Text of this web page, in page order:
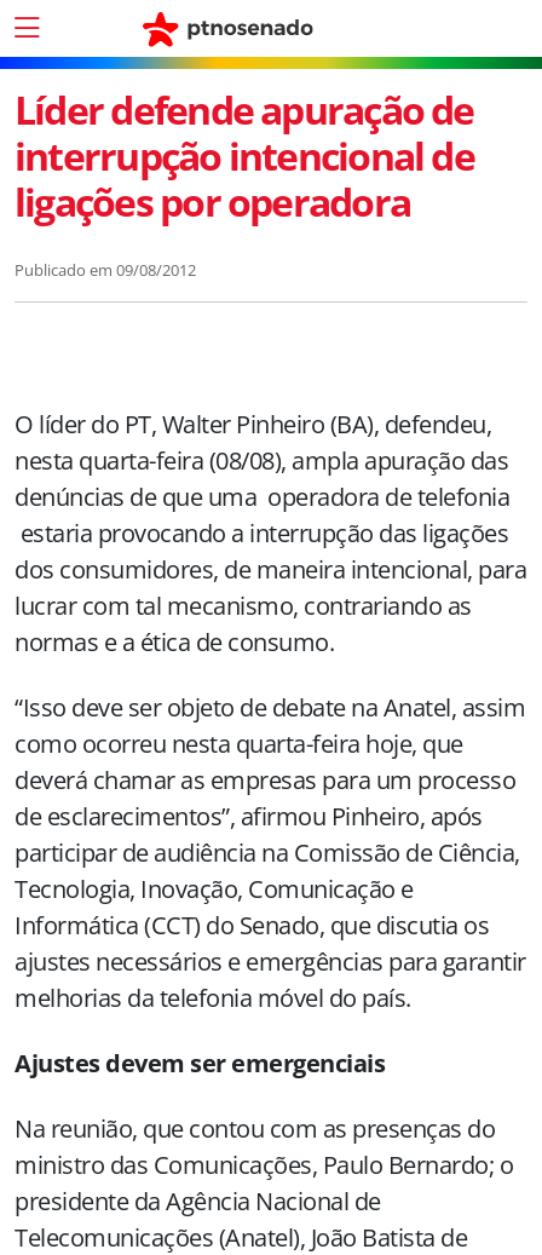
Líder defende apuração de
interrupção intencional de
ligações por operadora
Publicado em 09/08/2012
O líder do PT, Walter Pinheiro (BA), defendeu,
nesta quarta-feira (08/08), ampla apuração das
denúncias de que uma operadora de telefonia
estaria provocando a interrupção das ligações
dos consumidores, de maneira intencional, para
lucrar com tal mecanismo, contrariando as
normas e a ética de consumo.
“Isso deve ser objeto de debate na Anatel, assim
como ocorreu nesta quarta-feira hoje, que
deverá chamar as empresas para um processo
de esclarecimentos”, afirmou Pinheiro, após
participar de audiência na Comissão de Ciência,
Tecnologia, Inovação, Comunicação e
Informática (CCT) do Senado, que discutia os
ajustes necessários e emergências para garantir
melhorias da telefonia móvel do país.
Ajustes devem ser emergenciais
Na reunião, que contou com as presenças do
ministro das Comunicações, Paulo Bernardo; o
presidente da Agência Nacional de
Telecomunicações (Anatel), João Batista de